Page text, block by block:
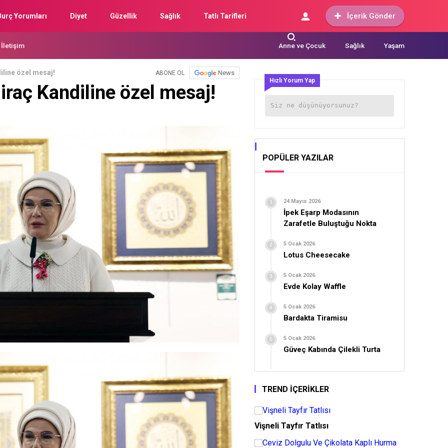
Yorumları Diyet Güzellik Sağlık Tatlı Tarifleri İçerik Gönder
İletişim Anne ve Çocuk Sağlık Yaşam
özel mesaj! ABONE OL News
Kandiline özel mesaj!
Hızlı Yorum Yap
POPÜLER YAZILAR
24 Mayıs 2026
İpek Eşarp Modasının
Zarafetle Buluştuğu Nokta
5 Ocak 2026
Lotus Cheesecake
5 Ocak 2026
Evde Kolay Waffle
5 Ocak 2026
Bardakta Tiramisu
5 Ocak 2026
Güveç Kabında Çilekli Turta
TREND İÇERİKLER
Vişneli Tayfır Tatlısı